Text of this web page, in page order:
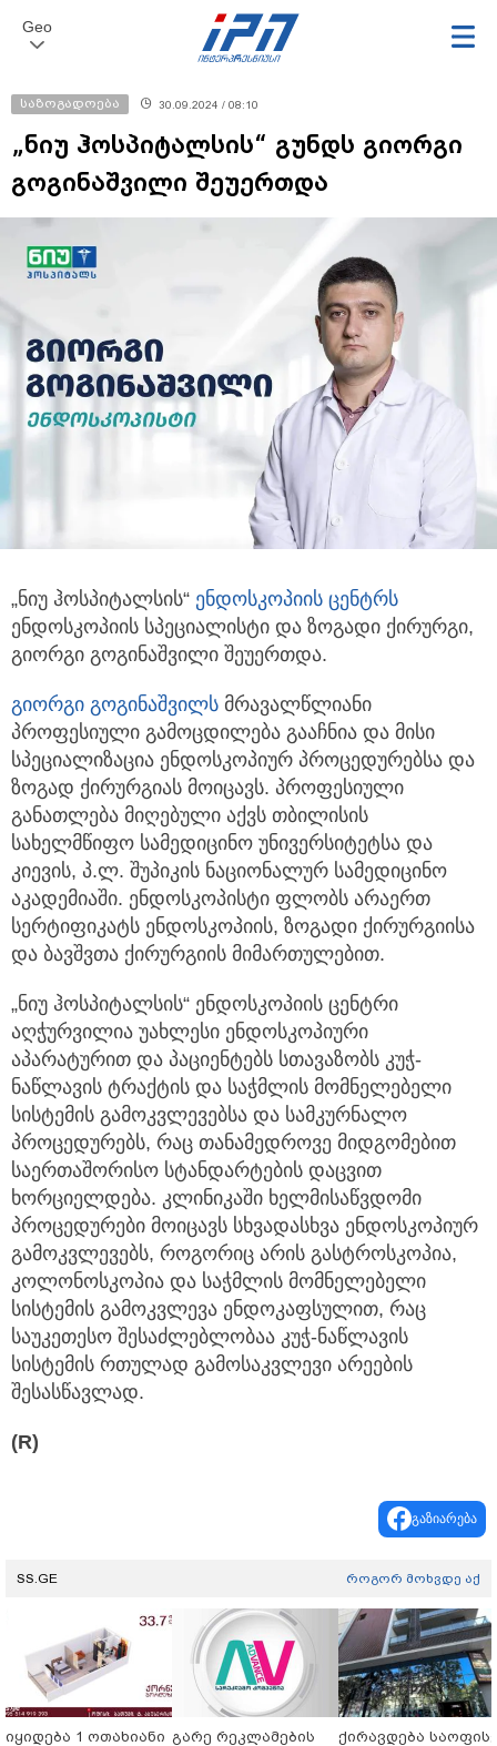
Geo
საზოგადოება 30.09.2024 / 08:10
„ნიუ ჰოსპიტალსის“ გუნდს გიორგი
გოგინაშვილი შეუერთდა
„ნიუ ჰოსპიტალსის“ ენდოსკოპიის ცენტრს
ენდოსკოპიის სპეციალისტი და ზოგადი ქირურგი,
გიორგი გოგინაშვილი შეუერთდა.
გიორგი გოგინაშვილს მრავალწლიანი
პროფესიული გამოცდილება გააჩნია და მისი
სპეციალიზაცია ენდოსკოპიურ პროცედურებსა და
ზოგად ქირურგიას მოიცავს. პროფესიული
განათლება მიღებული აქვს თბილისის
სახელმწიფო სამედიცინო უნივერსიტეტსა და
კიევის, პ.ლ. შუპიკის ნაციონალურ სამედიცინო
აკადემიაში. ენდოსკოპისტი ფლობს არაერთ
სერტიფიკატს ენდოსკოპიის, ზოგადი ქირურგიისა
და ბავშვთა ქირურგიის მიმართულებით.
„ნიუ ჰოსპიტალსის“ ენდოსკოპიის ცენტრი
აღჭურვილია უახლესი ენდოსკოპიური
აპარატურით და პაციენტებს სთავაზობს კუჭ-
ნაწლავის ტრაქტის და საჭმლის მომნელებელი
სისტემის გამოკვლევებსა და სამკურნალო
პროცედურებს, რაც თანამედროვე მიდგომებით
საერთაშორისო სტანდარტების დაცვით
ხორციელდება. კლინიკაში ხელმისაწვდომი
პროცედურები მოიცავს სხვადასხვა ენდოსკოპიურ
გამოკვლევებს, როგორიც არის გასტროსკოპია,
კოლონოსკოპია და საჭმლის მომნელებელი
სისტემის გამოკვლევა ენდოკაფსულით, რაც
საუკეთესო შესაძლებლობაა კუჭ-ნაწლავის
სისტემის რთულად გამოსაკვლევი არეების
შესასწავლად.
(R)
გაზიარება
SS.GE როგორ მოხვდე აქ
იყიდება 1 ოთახიანი გარე რეკლამების
ქირავდება